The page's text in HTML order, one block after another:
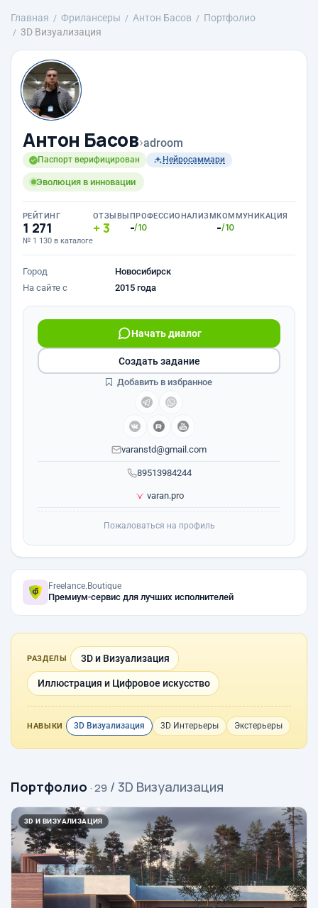
Главная Фрилансеры Антон Басов
Портфолио
3D Визуализация
Антон Басов›adroom
Паспорт верифицирован Нейросаммари
Эволюция в инновации
РЕЙТИНГ
1 271
№ 1 130 в каталоге
ОТЗЫВЫ
3
ПРОФЕССИОНАЛИЗМ
-/10
КОММУНИКАЦИЯ
-/10
Город
Новосибирск
На сайте с
2015 года
89513984244
Начать диалог
varanstd@gmail.com
varan.pro
Создать задание
Добавить в избранное
Пожаловаться на профиль
Freelance.Boutique
Премиум-сервис для лучших исполнителей
РАЗДЕЛЫ 3D и Визуализация
Иллюстрация и Цифровое искусство
НАВЫКИ 3D Визуализация 3D Интерьеры Экстерьеры
Портфолио · 29 / 3D Визуализация
3D И ВИЗУАЛИЗАЦИЯ